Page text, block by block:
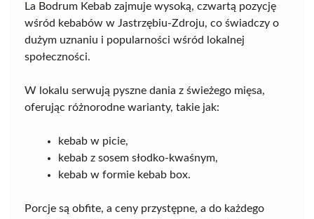
La Bodrum Kebab zajmuje wysoką, czwartą pozycję
wśród kebabów w Jastrzębiu-Zdroju, co świadczy o
dużym uznaniu i popularności wśród lokalnej
społeczności.
W lokalu serwują pyszne dania z świeżego mięsa,
oferując różnorodne warianty, takie jak:
kebab w picie,
kebab z sosem słodko-kwaśnym,
kebab w formie kebab box.
Porcje są obfite, a ceny przystępne, a do każdego